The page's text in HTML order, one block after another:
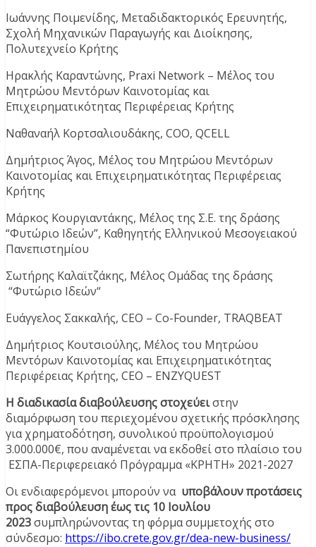
Ιωάννης Ποιμενίδης, Μεταδιδακτορικός Ερευνητής,
Σχολή Μηχανικών Παραγωγής και Διοίκησης,
Πολυτεχνείο Κρήτης
Ηρακλής Καραντώνης, Praxi Network – Μέλος του
Μητρώου Μεντόρων Καινοτομίας και
Επιχειρηματικότητας Περιφέρειας Κρήτης
Ναθαναήλ Κορτσαλιουδάκης, COO, QCELL
Δημήτριος Άγος, Μέλος του Μητρώου Μεντόρων
Καινοτομίας και Επιχειρηματικότητας Περιφέρειας
Κρήτης
Μάρκος Κουργιαντάκης, Μέλος της Σ.Ε. της δράσης
“Φυτώριο Ιδεών”, Καθηγητής Ελληνικού Μεσογειακού
Πανεπιστημίου
Σωτήρης Καλαϊτζάκης, Μέλος Ομάδας της δράσης
“Φυτώριο Ιδεών“
Ευάγγελος Σακκαλής, CEO – Co-Founder, TRAQBEAT
Δημήτριος Κουτσιούλης, Μέλος του Μητρώου
Μεντόρων Καινοτομίας και Επιχειρηματικότητας
Περιφέρειας Κρήτης, CEO – ENZYQUEST
Η διαδικασία διαβούλευσης στοχεύειστην
διαμόρφωση του περιεχομένου σχετικής πρόσκλησης
για χρηματοδότηση, συνολικού προϋπολογισμού
3.000.000€, που αναμένεται να εκδοθεί στο πλαίσιο του
ΕΣΠΑ-Περιφερειακό Πρόγραμμα «ΚΡΗΤΗ» 2021-2027
Οι ενδιαφερόμενοι μπορούν να υποβάλουν προτάσεις
προς διαβούλευσηέως τις 10 Ιουλίου
2023συμπληρώνοντας τη φόρμα συμμετοχής στο
σύνδεσμο: https://ibo.crete.gov.gr/dea-new-business/